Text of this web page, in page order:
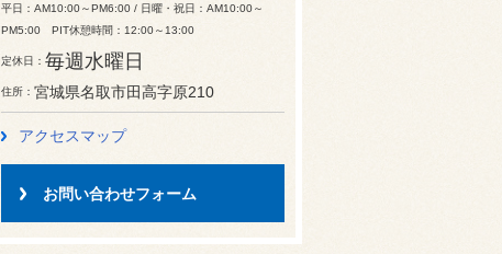
平日：AM10:00～PM6:00 / 日曜・祝日：AM10:00～
PM5:00 PIT休憩時間：12:00～13:00
定休日 毎週水曜日
住所 宮城県名取市田高字原210
アクセスマップ
お問い合わせフォーム